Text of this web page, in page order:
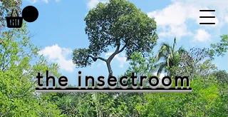
the insectroom